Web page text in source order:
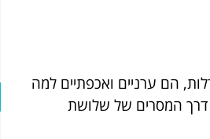
הם ערניים ואכפתיים למה
דרך המסרים של שלושת